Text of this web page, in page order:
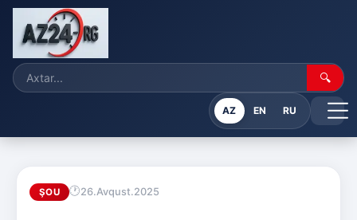
🔍
AZ EN RU
ŞOU 26.Avqust.2025